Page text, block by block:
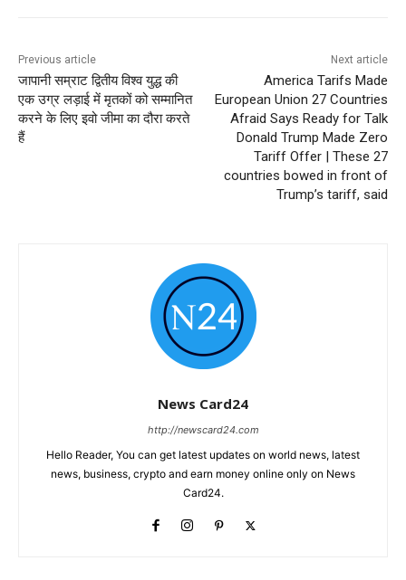
Previous article
जापानी सम्राट द्वितीय विश्व युद्ध की
एक उग्र लड़ाई में मृतकों को सम्मानित
करने के लिए इवो जीमा का दौरा करते
हैं
Next article
America Tarifs Made
European Union 27 Countries
Afraid Says Ready for Talk
Donald Trump Made Zero
Tariff Offer | These 27
countries bowed in front of
Trump’s tariff, said
News Card24
http://newscard24.com
Hello Reader, You can get latest updates on world news, latest
news, business, crypto and earn money online only on News
Card24.